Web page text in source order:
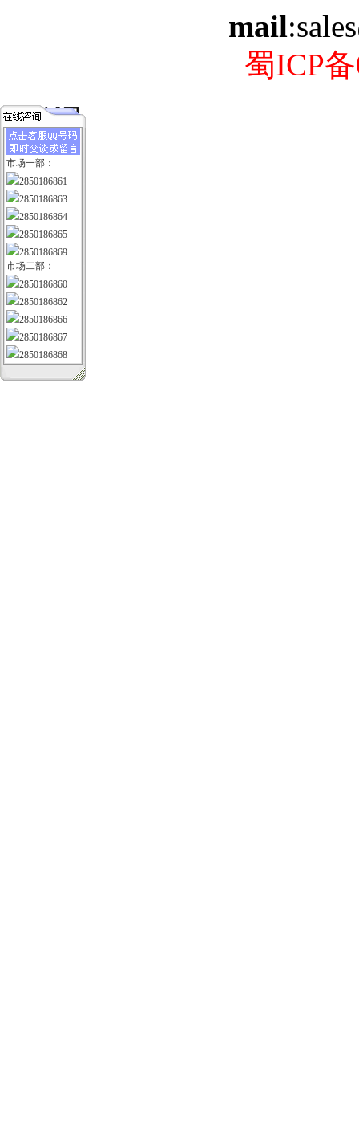
mail
蜀ICP
市场一部：
2850186861
2850186863
2850186864
2850186865
2850186869
市场二部：
2850186860
2850186862
2850186866
2850186867
2850186868